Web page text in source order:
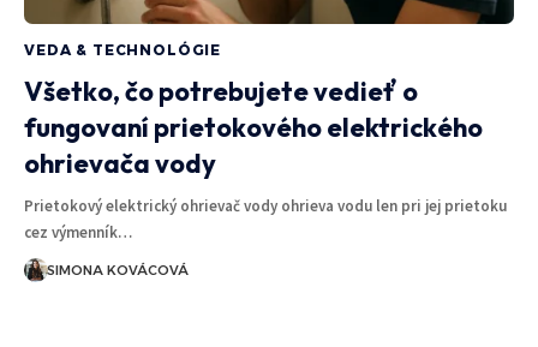
VEDA & TECHNOLÓGIE
Všetko, čo potrebujete vedieť o
fungovaní prietokového elektrického
ohrievača vody
Prietokový elektrický ohrievač vody ohrieva vodu len pri jej prietoku
cez výmenník…
SIMONA KOVÁCOVÁ